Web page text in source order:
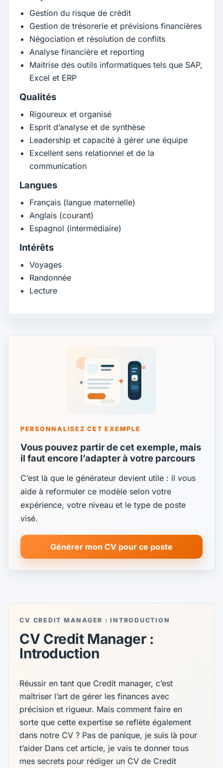
Gestion du risque de crédit
Gestion de trésorerie et prévisions financières
Négociation et résolution de conflits
Analyse financière et reporting
Maitrise des outils informatiques tels que SAP,
Excel et ERP
Qualités
Rigoureux et organisé
Esprit d’analyse et de synthèse
Leadership et capacité à gérer une équipe
Excellent sens relationnel et de la
communication
Langues
Français (langue maternelle)
Anglais (courant)
Espagnol (intermédiaire)
Intérêts
Voyages
Randonnée
Lecture
PERSONNALISEZ CET EXEMPLE
Vous pouvez partir de cet exemple, mais
il faut encore l’adapter à votre parcours
C’est là que le générateur devient utile : il vous
aide à reformuler ce modèle selon votre
expérience, votre niveau et le type de poste
visé.
Générer mon CV pour ce poste
CV CREDIT MANAGER : INTRODUCTION
CV Credit Manager :
Introduction
Réussir en tant que Credit manager, c’est
maîtriser l’art de gérer les finances avec
précision et rigueur. Mais comment faire en
sorte que cette expertise se reflète également
dans notre CV ? Pas de panique, je suis là pour
t’aider Dans cet article, je vais te donner tous
mes secrets pour rédiger un CV de Credit